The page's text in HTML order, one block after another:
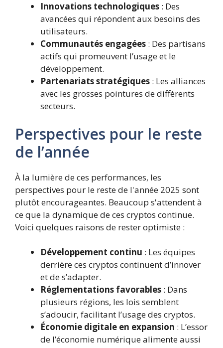
Innovations technologiques : Des
avancées qui répondent aux besoins des
utilisateurs.
Communautés engagées : Des partisans
actifs qui promeuvent l’usage et le
développement.
Partenariats stratégiques : Les alliances
avec les grosses pointures de différents
secteurs.
Perspectives pour le reste
de l’année
À la lumière de ces performances, les
perspectives pour le reste de l'année 2025 sont
plutôt encourageantes. Beaucoup s'attendent à
ce que la dynamique de ces cryptos continue.
Voici quelques raisons de rester optimiste :
Développement continu : Les équipes
derrière ces cryptos continuent d’innover
et de s’adapter.
Réglementations favorables : Dans
plusieurs régions, les lois semblent
s’adoucir, facilitant l’usage des cryptos.
Économie digitale en expansion : L’essor
de l’économie numérique alimente aussi